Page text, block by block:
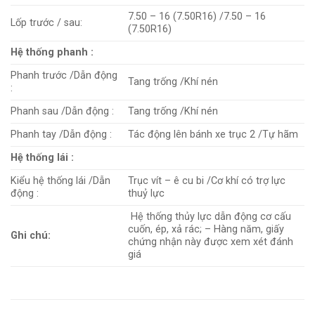
Lốp trước / sau:
7.50 – 16 (7.50R16) /7.50 – 16
(7.50R16)
Hệ thống phanh :
Phanh trước /Dẫn động
:
Tang trống /Khí nén
Phanh sau /Dẫn động :
Tang trống /Khí nén
Phanh tay /Dẫn động :
Tác động lên bánh xe trục 2 /Tự hãm
Hệ thống lái :
Kiểu hệ thống lái /Dẫn
động :
Trục vít – ê cu bi /Cơ khí có trợ lực
thuỷ lực
Ghi chú:
Hệ thống thủy lực dẫn động cơ cấu
cuốn, ép, xả rác; – Hàng năm, giấy
chứng nhận này được xem xét đánh
giá